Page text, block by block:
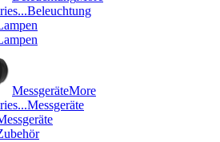
Beleuchtung
MessgeräteMore
Messgeräte